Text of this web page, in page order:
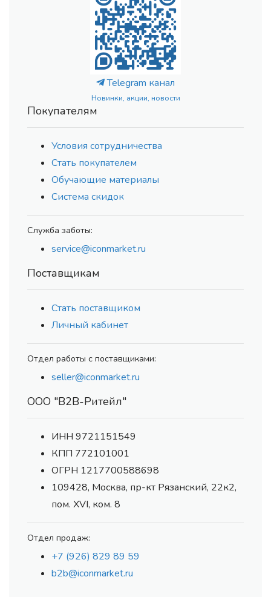
Telegram канал
Новинки, акции, новости
Покупателям
Условия сотрудничества
Стать покупателем
Обучающие материалы
Система скидок
Служба заботы:
service@iconmarket.ru
Поставщикам
Стать поставщиком
Личный кабинет
Отдел работы с поставщиками:
seller@iconmarket.ru
ООО "В2В-Ритейл"
ИНН 9721151549
КПП 772101001
ОГРН 1217700588698
109428, Москва, пр-кт Рязанский, 22к2,
пом. XVI, ком. 8
Отдел продаж:
+7 (926) 829 89 59
b2b@iconmarket.ru